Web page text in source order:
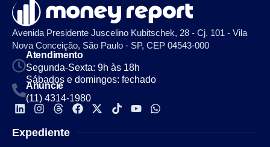
Avenida Presidente Juscelino Kubitschek, 28 - Cj. 101 - Vila
Nova Conceição, São Paulo - SP, CEP 04543-000
Atendimento
Segunda-Sexta: 9h às 18h
Sábados e domingos: fechado
Anuncie
(11) 4314-1980
Expediente